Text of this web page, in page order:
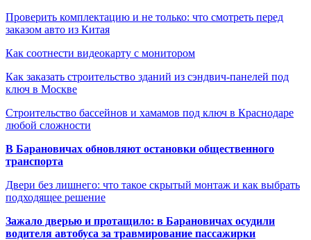
Проверить комплектацию и не только: что смотреть перед
заказом авто из Китая
Как соотнести видеокарту с монитором
Как заказать строительство зданий из сэндвич-панелей под
ключ в Москве
Строительство бассейнов и хамамов под ключ в Краснодаре
любой сложности
В Барановичах обновляют остановки общественного
транспорта
Двери без лишнего: что такое скрытый монтаж и как выбрать
подходящее решение
Зажало дверью и протащило: в Барановичах осудили
водителя автобуса за травмирование пассажирки